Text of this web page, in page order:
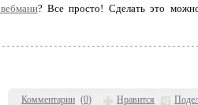
Комментарии (0) Нравится
? Все просто! Сделать это